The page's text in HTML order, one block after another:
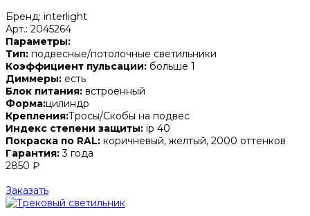
Бренд: interlight
Арт.: 2045264
Параметры:
Тип: подвесные/потолочные светильники
Коэффициент пульсации: больше 1
Диммеры: есть
Блок питания: встроенный
Форма:цилиндр
Крепления:Тросы/Скобы на подвес
Индекс степени защиты: ip 40
Покраска по RAL: коричневый, желтый, 2000 оттенков
Гарантия:3 года
2850 ₽
Заказать